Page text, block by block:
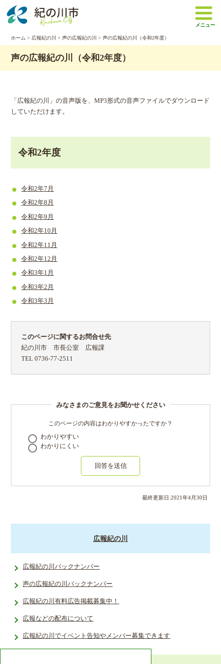
メニュー
ホーム > 広報紀の川 >声の広報紀の川 > 声の広報紀の川（令和2年度）
声の広報紀の川（令和2年度）
「広報紀の川」の音声版を、MP3形式の音声ファイルでダウンロード
していただけます。
令和2年度
令和2年7月
令和2年8月
令和2年9月
令和2年10月
令和2年11月
令和2年12月
令和3年1月
令和3年2月
令和3年3月
このページに関するお問合せ先
紀の川市 市長公室 広報課
TEL 0736-77-2511
みなさまのご意見をお聞かせください
このページの内容はわかりやすかったですか？
わかりやすい
わかりにくい
回答を送信
最終更新日:2021年4月30日
広報紀の川
広報紀の川バックナンバー
声の広報紀の川バックナンバー
広報紀の川有料広告掲載募集中！
広報などの配布について
広報紀の川でイベント告知やメンバー募集できます